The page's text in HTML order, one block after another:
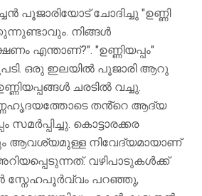
പൂജാരിയോട് ചോദിച്ചു "ഉണ്ണി
നിങ്ങൾ
എന്താണ്?". "ഉണ്ണിയപ്പം"
ഒരു ഇലയിൽ പൂജാരി ആറു
ചരടിൽ വച്ചു.
തൻ്റെ ആദ്യ
സമർപ്പിച്ചു. കൊട്ടാരക്കര
ആവശ്യമുള്ള നിവേദ്യമായാണ്
വഴിപാടുകൾക്ക്
സ്നേഹപൂർവ്വം പറഞ്ഞു,